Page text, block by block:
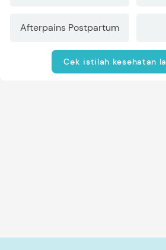
Afterpains Postpartum
Cek istilah kesehatan